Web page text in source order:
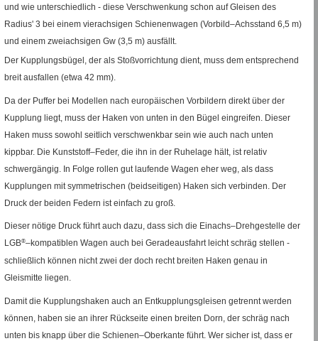
und wie unterschiedlich - diese Verschwenkung schon auf Gleisen des
Radius' 3 bei einem vierachsigen Schienenwagen (Vorbild–Achsstand 6,5 m)
und einem zweiachsigen Gw (3,5 m) ausfällt.
Der Kupplungsbügel, der als Stoßvorrichtung dient, muss dem entsprechend
breit ausfallen (etwa 42 mm).
Da der Puffer bei Modellen nach europäischen Vorbildern direkt über der
Kupplung liegt, muss der Haken von unten in den Bügel eingreifen. Dieser
Haken muss sowohl seitlich verschwenkbar sein wie auch nach unten
kippbar. Die Kunststoff–Feder, die ihn in der Ruhelage hält, ist relativ
schwergängig. In Folge rollen gut laufende Wagen eher weg, als dass
Kupplungen mit symmetrischen (beidseitigen) Haken sich verbinden. Der
Druck der beiden Federn ist einfach zu groß.
Dieser nötige Druck führt auch dazu, dass sich die Einachs–Drehgestelle der
LGB®–kompatiblen Wagen auch bei Geradeausfahrt leicht schräg stellen -
schließlich können nicht zwei der doch recht breiten Haken genau in
Gleismitte liegen.
Damit die Kupplungshaken auch an Entkupplungsgleisen getrennt werden
können, haben sie an ihrer Rückseite einen breiten Dorn, der schräg nach
unten bis knapp über die Schienen–Oberkante führt. Wer sicher ist, dass er